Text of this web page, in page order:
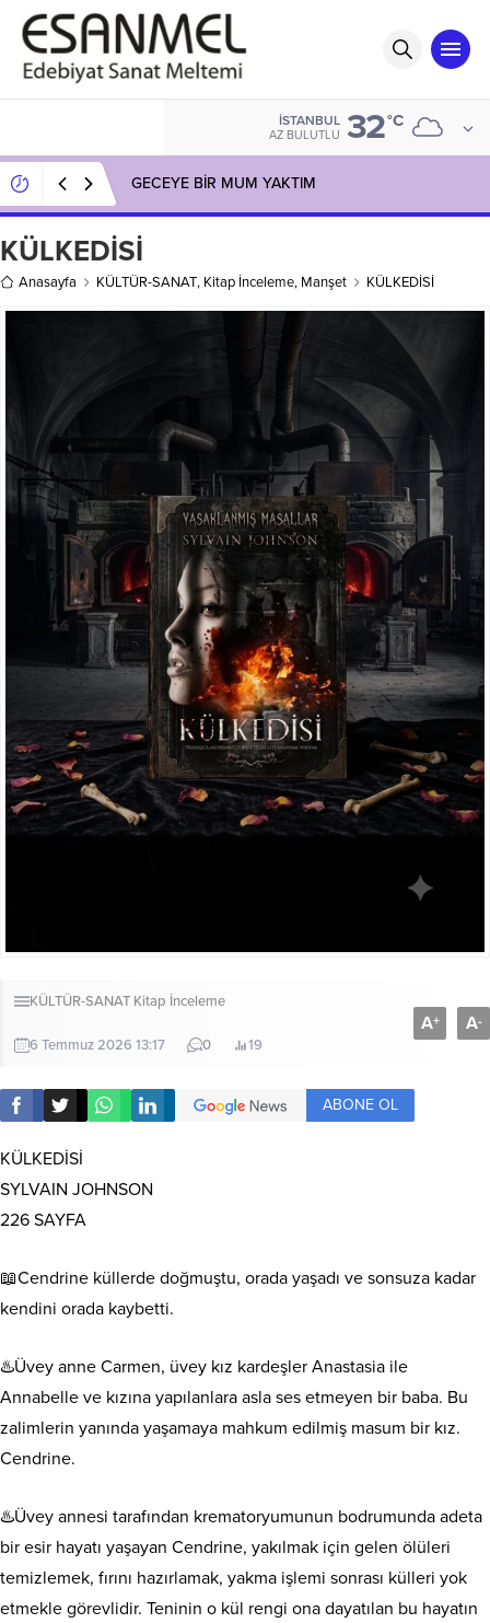
İSTANBUL
AZ BULUTLU 32°C
GECEYE BİR MUM YAKTIM
KÜLKEDİSİ
Anasayfa KÜLTÜR-SANAT, Kitap İnceleme, Manşet KÜLKEDİSİ
KÜLTÜR-SANAT Kitap İnceleme
6 Temmuz 2026 13:17 0 19
A+ A-
ABONE OL
KÜLKEDİSİ
SYLVAIN JOHNSON
226 SAYFA
📖Cendrine küllerde doğmuştu, orada yaşadı ve sonsuza kadar
kendini orada kaybetti.
♨️Üvey anne Carmen, üvey kız kardeşler Anastasia ile
Annabelle ve kızına yapılanlara asla ses etmeyen bir baba. Bu
zalimlerin yanında yaşamaya mahkum edilmiş masum bir kız.
Cendrine.
♨️Üvey annesi tarafından krematoryumunun bodrumunda adeta
bir esir hayatı yaşayan Cendrine, yakılmak için gelen ölüleri
temizlemek, fırını hazırlamak, yakma işlemi sonrası külleri yok
etmekle görevlidir. Teninin o kül rengi ona dayatılan bu hayatın